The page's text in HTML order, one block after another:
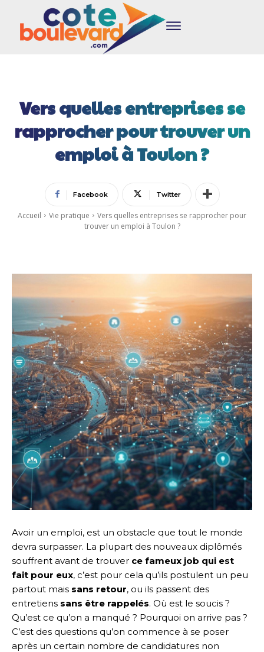
Vers quelles entreprises se
rapprocher pour trouver un
emploi à Toulon ?
Facebook Twitter
Accueil Vie pratique
Vers quelles entreprises se rapprocher pour
trouver un emploi à Toulon ?
Avoir un emploi, est un obstacle que tout le monde
devra surpasser. La plupart des nouveaux diplômés
souffrent avant de trouver ce fameux job qui est
fait pour eux, c’est pour cela qu’ils postulent un peu
partout mais sans retour, ou ils passent des
entretiens sans être rappelés. Où est le soucis ?
Qu’est ce qu’on a manqué ? Pourquoi on arrive pas ?
C’est des questions qu’on commence à se poser
après un certain nombre de candidatures non